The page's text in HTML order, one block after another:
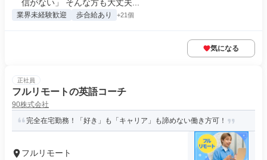
信がない」 そんな方も大丈夫...
業界未経験歓迎 歩合給あり +21個
気になる
正社員
フルリモートの英語コーチ
90株式会社
完全在宅勤務！「好き」も「キャリア」も諦めない働き方可！
フルリモート